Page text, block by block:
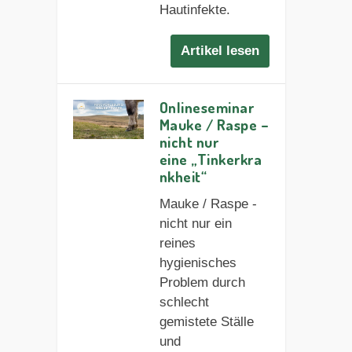
Hautinfekte.
Artikel lesen
Onlineseminar
Mauke / Raspe –
nicht nur
eine „Tinkerkra
nkheit“
Mauke / Raspe -
nicht nur ein
reines
hygienisches
Problem durch
schlecht
gemistete Ställe
und